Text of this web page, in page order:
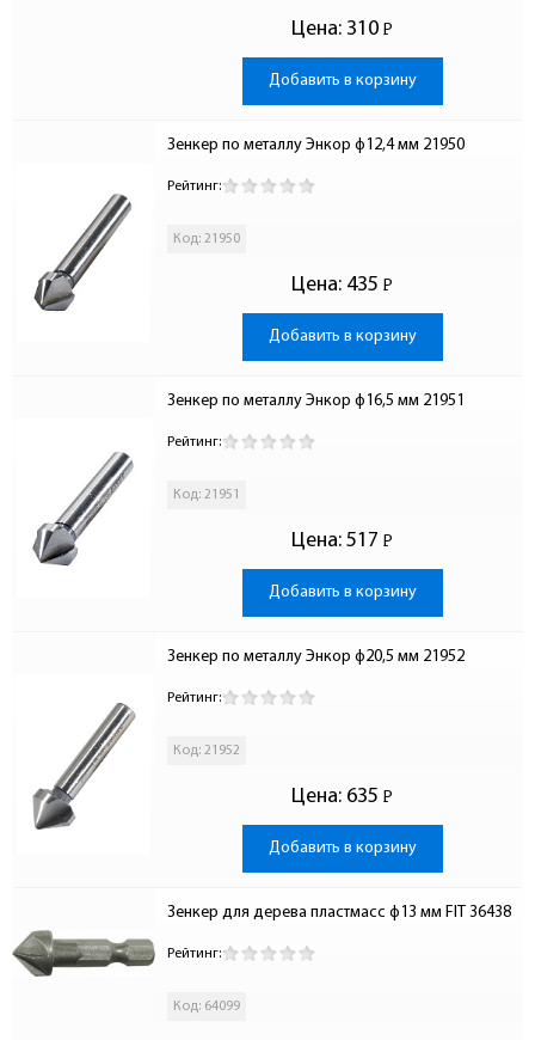
Цена: 310 Р
-
Добавить в корзину
Зенкер по металлу Энкор ф12,4 мм 21950
Рейтинг:
Код: 21950
Цена: 435 Р
-
Добавить в корзину
Зенкер по металлу Энкор ф16,5 мм 21951
Рейтинг:
Код: 21951
Цена: 517 Р
-
Добавить в корзину
Зенкер по металлу Энкор ф20,5 мм 21952
Рейтинг:
Код: 21952
Цена: 635 Р
-
Добавить в корзину
Зенкер для дерева пластмасс ф13 мм FIT 36438
Рейтинг:
Код: 64099